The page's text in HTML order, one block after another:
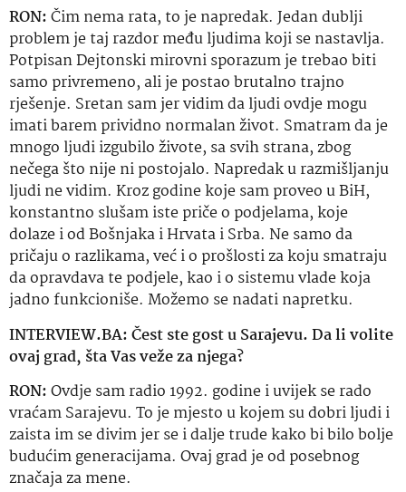
RON:Čim nema rata, to je napredak. Jedan dublji
problem je taj razdor među ljudima koji se nastavlja.
Potpisan Dejtonski mirovni sporazum je trebao biti
samo privremeno, ali je postao brutalno trajno
rješenje. Sretan sam jer vidim da ljudi ovdje mogu
imati barem prividno normalan život. Smatram da je
mnogo ljudi izgubilo živote, sa svih strana, zbog
nečega što nije ni postojalo. Napredak u razmišljanju
ljudi ne vidim. Kroz godine koje sam proveo u BiH,
konstantno slušam iste priče o podjelama, koje
dolaze i od Bošnjaka i Hrvata i Srba. Ne samo da
pričaju o razlikama, već i o prošlosti za koju smatraju
da opravdava te podjele, kao i o sistemu vlade koja
jadno funkcioniše. Možemo se nadati napretku.
INTERVIEW.BA: Čest ste gost u Sarajevu. Da li volite
ovaj grad, šta Vas veže za njega?
RON:Ovdje sam radio 1992. godine i uvijek se rado
vraćam Sarajevu. To je mjesto u kojem su dobri ljudi i
zaista im se divim jer se i dalje trude kako bi bilo bolje
budućim generacijama. Ovaj grad je od posebnog
značaja za mene.